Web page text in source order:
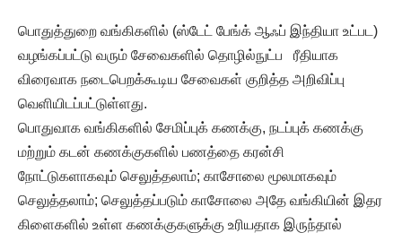
பொதுத்துறை வங்கிகளில் (ஸ்டேட் பேங்க் ஆஃப் இந்தியா உட்பட)
வழங்கப்பட்டு வரும் சேவைகளில் தொழில்நுட்ப ரீதியாக
விரைவாக நடைபெறக்கூடிய சேவைகள் குறித்த அறிவிப்பு
வெளியிடப்பட்டுள்ளது.
பொதுவாக வங்கிகளில் சேமிப்புக் கணக்கு, நடப்புக் கணக்கு
மற்றும் கடன் கணக்குகளில் பணத்தை கரன்சி
நோட்டுகளாகவும் செலுத்தலாம்; காசோலை மூலமாகவும்
செலுத்தலாம்; செலுத்தப்படும் காசோலை அதே வங்கியின் இதர
கிளைகளில் உள்ள கணக்குகளுக்கு உரியதாக இருந்தால்